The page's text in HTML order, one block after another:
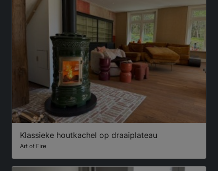
Klassieke houtkachel op draaiplateau
Art of Fire